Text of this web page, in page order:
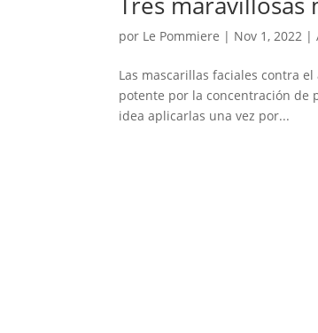
por Le Pommiere | Nov 1, 2022 |
Las mascarillas faciales contra
potente por la concentración de
idea aplicarlas una vez por...